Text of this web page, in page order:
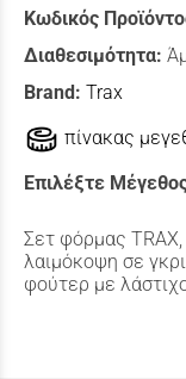
Κωδικός
Διαθεσιμότητα:
Brand: Trax
πίνακας
Επιλέξτε
Σετ φόρμας
λαιμόκοψη σε
φούτερ με